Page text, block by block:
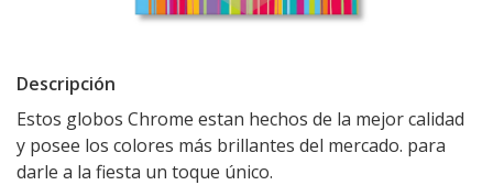
Descripción
Estos globos Chrome estan hechos de la mejor calidad
y posee los colores más brillantes del mercado. para
darle a la fiesta un toque único.